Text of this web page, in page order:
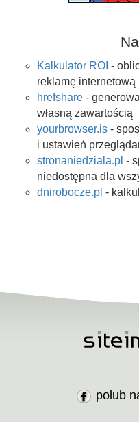
Kalkulator ROI -
reklamę internetową
hrefshare -
własną zawartością
yourbrowser.is -
i ustawień
stronaniedziala.pl -
niedostępna dla
dnirobocze.pl -
polub